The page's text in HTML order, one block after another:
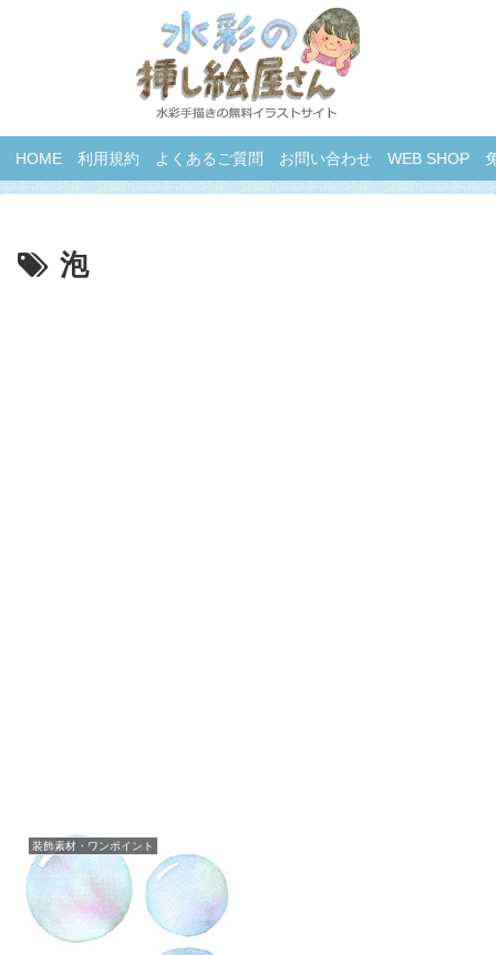
HOME 利用規約 よくあるご質問 お問い合わせ WEB SHOP
泡
装飾素材・ワンポイント